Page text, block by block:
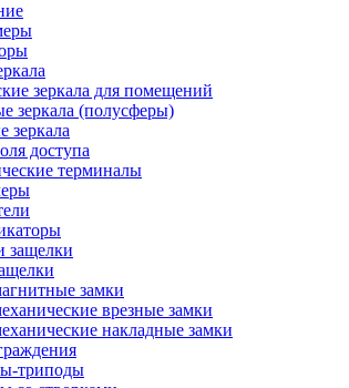
зеркала для помещений
зеркала (полусферы)
зеркала
доступа
терминалы
защелки
замки
врезные замки
накладные замки
триподы